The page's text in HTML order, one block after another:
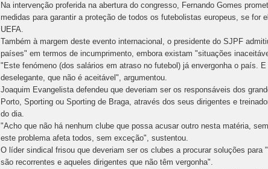
Na intervenção proferida na abertura do congresso, Fernando Gomes
medidas para garantir a proteção de todos os futebolistas europeus, se for
UEFA.
Também à margem deste evento internacional, o presidente do SJPF
países" em termos de incumprimento, embora existam "situações
"Este fenómeno (dos salários em atraso no futebol) já envergonha o país.
deselegante, que não é aceitável", argumentou.
Joaquim Evangelista defendeu que deveriam ser os responsáveis dos
Porto, Sporting ou Sporting de Braga, através dos seus dirigentes e
do dia.
"Acho que não há nenhum clube que possa acusar outro nesta matéria,
este problema afeta todos, sem exceção", sustentou.
O líder sindical frisou que deveriam ser os clubes a procurar soluções para
são recorrentes e aqueles dirigentes que não têm vergonha".